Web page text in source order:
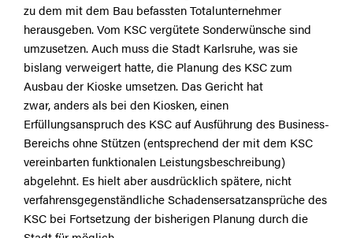
zu dem mit dem Bau befassten Totalunternehmer
herausgeben. Vom KSC vergütete Sonderwünsche sind
umzusetzen. Auch muss die Stadt Karlsruhe, was sie
bislang verweigert hatte, die Planung des KSC zum
Ausbau der Kioske umsetzen. Das Gericht hat
zwar, anders als bei den Kiosken, einen
Erfüllungsanspruch des KSC auf Ausführung des Business-
Bereichs ohne Stützen (entsprechend der mit dem KSC
vereinbarten funktionalen Leistungsbeschreibung)
abgelehnt. Es hielt aber ausdrücklich spätere, nicht
verfahrensgegenständliche Schadensersatzansprüche des
KSC bei Fortsetzung der bisherigen Planung durch die